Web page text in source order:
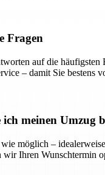
Fragen
auf die häufigsten
– damit Sie bestens
meinen Umzug
möglich –
wir Ihren Wunschtermin